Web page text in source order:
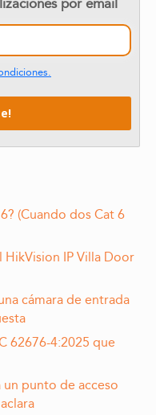
(Cuando dos Cat 6
IP Villa Door
cámara de entrada
62676-4:2025 que
punto de acceso